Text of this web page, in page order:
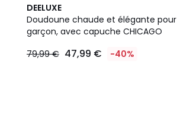
DEELUXE
Doudoune chaude et élégante pour
garçon, avec capuche CHICAGO
79,99 € 47,99 € -40%